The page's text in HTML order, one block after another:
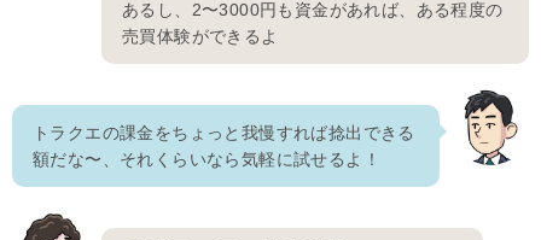
あるし、2〜3000円も資金があれば、ある程度の
売買体験ができるよ
トラクエの課金をちょっと我慢すれば捻出できる
額だな〜、それくらいなら気軽に試せるよ！